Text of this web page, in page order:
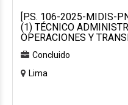
[P.S. 106-2025-MIDIS-
(1) TÉCNICO
OPERACIONES Y
Concluido
Lima